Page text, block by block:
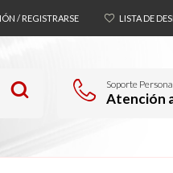
/ REGISTRARSE LISTA DE
Soporte
Atención